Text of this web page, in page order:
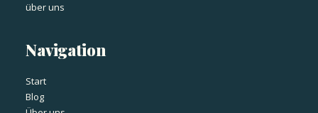
über uns
Navigation
Start
Blog